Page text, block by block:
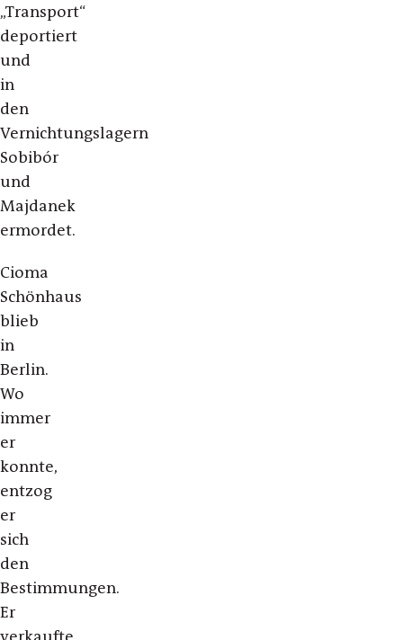
„Transport“
deportiert
und
in
den
Vernichtungslagern
Sobibór
und
Majdanek
ermordet.
Cioma
Schönhaus
blieb
in
Berlin.
Wo
immer
er
konnte,
entzog
er
sich
den
Bestimmungen.
Er